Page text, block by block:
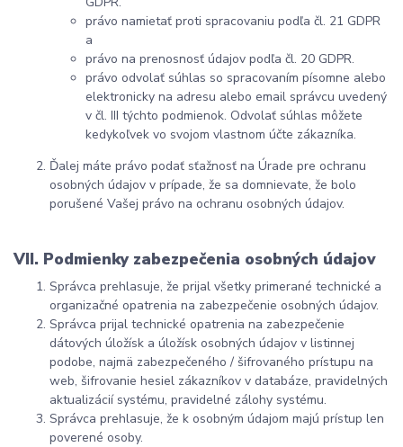
právo namietať proti spracovaniu podľa čl. 21 GDPR
a
právo na prenosnosť údajov podľa čl. 20 GDPR.
právo odvolať súhlas so spracovaním písomne ​​alebo
elektronicky na adresu alebo email správcu uvedený
v čl. III týchto podmienok. Odvolať súhlas môžete
kedykoľvek vo svojom vlastnom účte zákazníka.
Ďalej máte právo podať sťažnosť na Úrade pre ochranu
osobných údajov v prípade, že sa domnievate, že bolo
porušené Vašej právo na ochranu osobných údajov.
VII. Podmienky zabezpečenia osobných údajov
Správca prehlasuje, že prijal všetky primerané technické a
organizačné opatrenia na zabezpečenie osobných údajov.
Správca prijal technické opatrenia na zabezpečenie
dátových úložísk a úložísk osobných údajov v listinnej
podobe, najmä zabezpečeného / šifrovaného prístupu na
web, šifrovanie hesiel zákazníkov v databáze, pravidelných
aktualizácií systému, pravidelné zálohy systému.
Správca prehlasuje, že k osobným údajom majú prístup len
poverené osoby.